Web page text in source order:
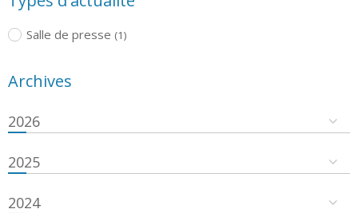
Salle de presse (1)
Archives
2026
2025
2024